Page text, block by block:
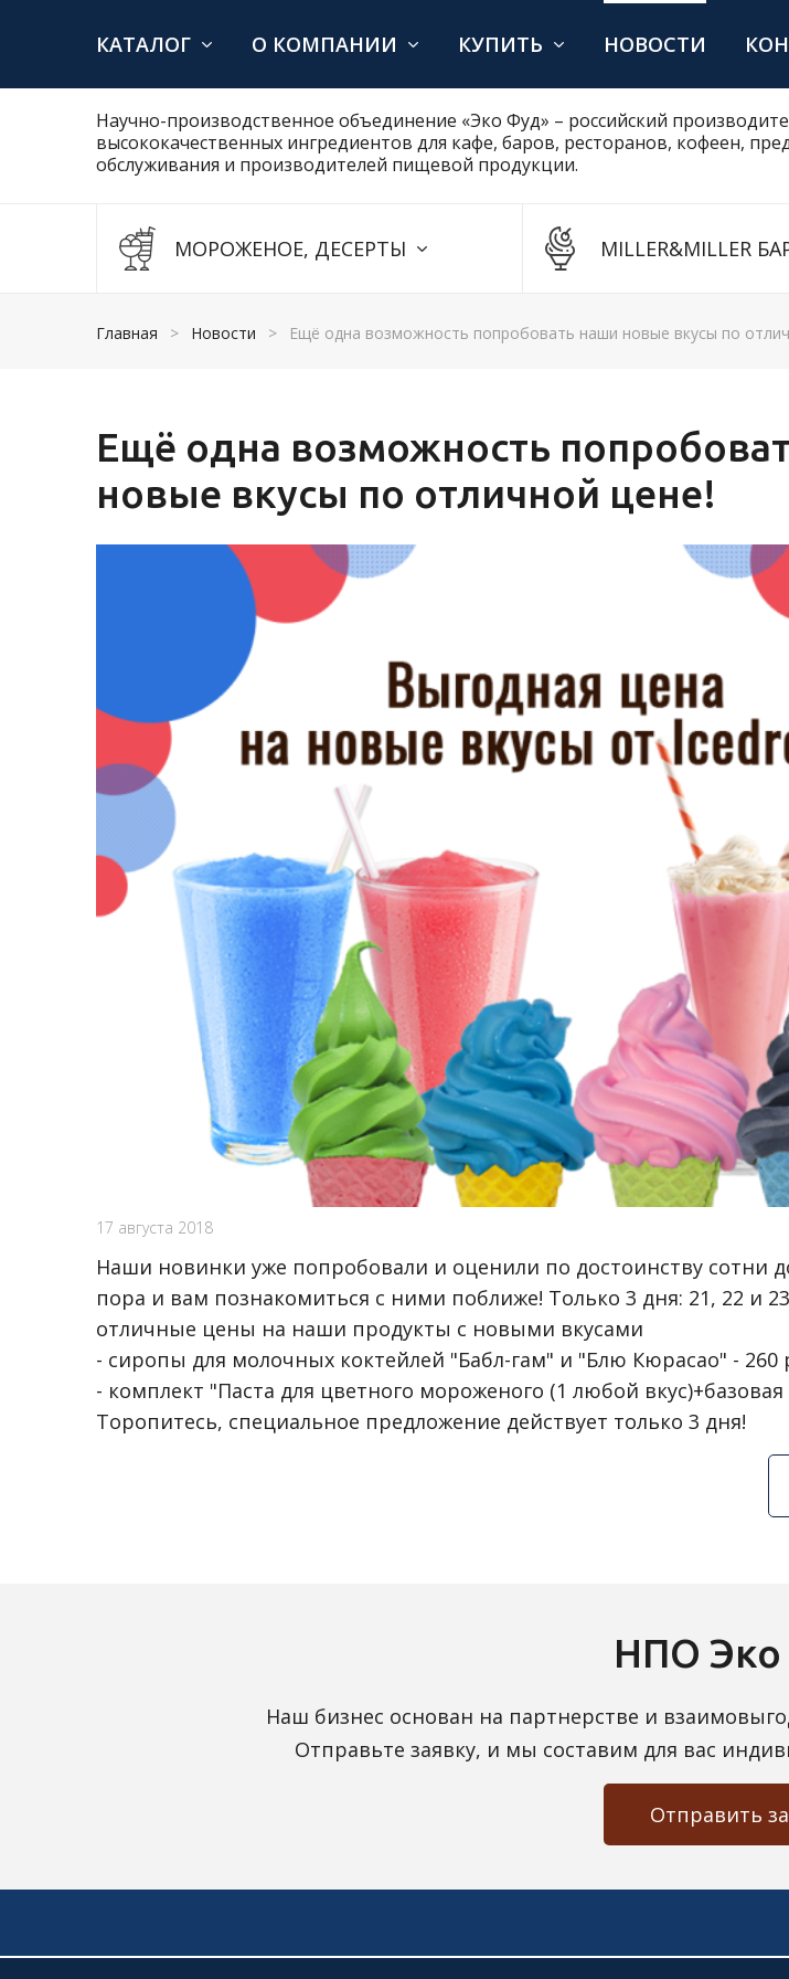
КАТАЛОГ О КОМПАНИИ КУПИТЬ НОВОСТИ
Научно-производственное объединение «Эко Фуд» – российский
высококачественных ингредиентов для кафе, баров, ресторанов, кофеен,
обслуживания и производителей пищевой продукции.
МОРОЖЕНОЕ, ДЕСЕРТЫ MILLER&MILLER
Главная > Новости > Ещё одна возможность попробовать наши новые вкусы по
Ещё одна возможность
новые вкусы по отличной цене!
17 августа 2018
Наши новинки уже попробовали и оценили по достоинству сотни
пора и вам познакомиться с ними поближе! Только 3 дня: 21, 22 и
отличные цены на наши продукты с новыми вкусами
- сиропы для молочных коктейлей "Бабл-гам" и "Блю Кюрасао" - 260
- комплект "Паста для цветного мороженого (1 любой
Торопитесь, специальное предложение действует только 3 дня!
НПО
Наш бизнес основан на партнерстве и
Отправьте заявку, и мы составим для вас
Отправить